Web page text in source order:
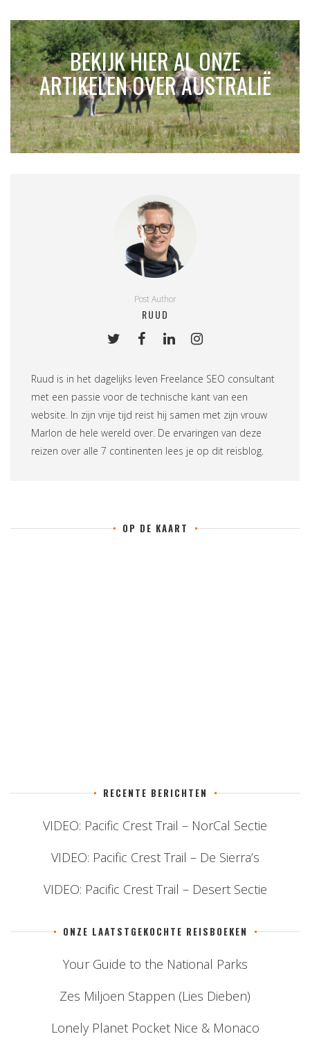
BEKIJK HIER AL ONZE
ARTIKELEN OVER AUSTRALIË
Post Author
RUUD
Ruud is in het dagelijks leven Freelance SEO consultant
met een passie voor de technische kant van een
website. In zijn vrije tijd reist hij samen met zijn vrouw
Marlon de hele wereld over. De ervaringen van deze
reizen over alle 7 continenten lees je op dit reisblog
OP DE KAART
RECENTE BERICHTEN
VIDEO: Pacific Crest Trail – NorCal Sectie
VIDEO: Pacific Crest Trail – De Sierra’s
VIDEO: Pacific Crest Trail – Desert Sectie
ONZE LAATSTGEKOCHTE REISBOEKEN
Your Guide to the National Parks
Zes Miljoen Stappen (Lies Dieben)
Lonely Planet Pocket Nice & Monaco